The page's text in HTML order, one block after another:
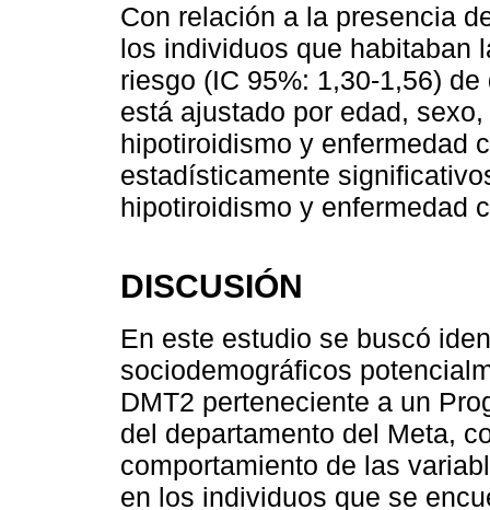
Con relación a la presencia
los individuos que habitaban
riesgo (IC 95%: 1,30-1,56)
está ajustado por edad,
hipotiroidismo y enfermedad
estadísticamente
hipotiroidismo y enfermedad
DISCUSIÓN
En este estudio se buscó
sociodemográficos
DMT2 perteneciente a un
del departamento del Meta,
comportamiento de las
en los individuos que se